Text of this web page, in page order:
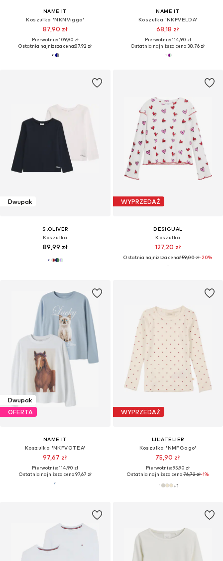
NAME IT
Koszulka 'NKNViggo'
87,90 zł
Pierwotnie: 109,90 zł
Ostatnia najniższa cena:87,92 zł
NAME IT
Koszulka 'NKFVELDA'
68,18 zł
Pierwotnie: 114,90 zł
Ostatnia najniższa cena:38,76 zł
Dwupak
S.OLIVER
Koszulka
89,99 zł
WYPRZEDAŻ
DESIGUAL
Koszulka
127,20 zł
Ostatnia najniższa cena:159,00 zł-20%
Dwupak
OFERTA
NAME IT
Koszulka 'NKFVOTEA'
97,67 zł
Pierwotnie: 114,90 zł
Ostatnia najniższa cena:97,67 zł
WYPRZEDAŻ
LIL'ATELIER
Koszulka 'NMFGago'
75,90 zł
Pierwotnie: 95,90 zł
Ostatnia najniższa cena:76,72 zł-1%
+1